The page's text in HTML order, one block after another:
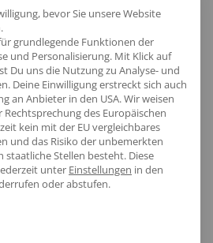
klassischen Kochjacke bietet
Look, sondern besteht
bevor Sie unsere Website
grundlegende Funktionen der
und Personalisierung. Mit Klick auf
Du uns die Nutzung zu Analyse- und
Deine Einwilligung erstreckt sich auch
an Anbieter in den USA. Wir weisen
des Europäischen
kein mit der EU vergleichbares
und das Risiko der unbemerkten
staatliche Stellen besteht. Diese
unter Einstellungen in den
oder abstufen.
Service-Gruppen, für die eine